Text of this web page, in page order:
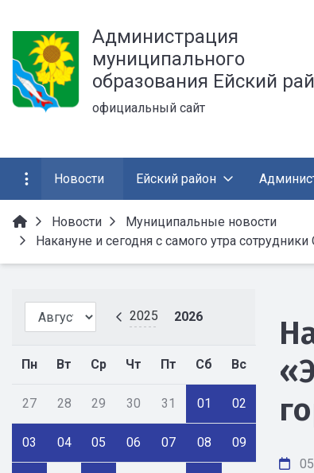
Администрация
муниципального
образования Ейский
официальный сайт
Новости Ейский район
Новости
Муниципальные новости
Накануне и сегодня с самого утра
2025 2026
Пн Вт Ср Чт Пт Сб Вс
27 28 29 30 31 01 02
03 04 05 06 07 08 09